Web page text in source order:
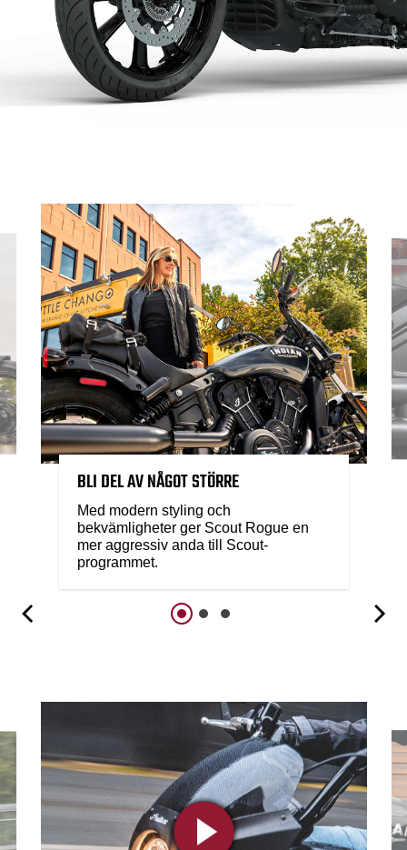
BLI DEL AV NÅGOT STÖRRE
Med modern styling och
bekvämligheter ger Scout Rogue en
mer aggressiv anda till Scout-
programmet.